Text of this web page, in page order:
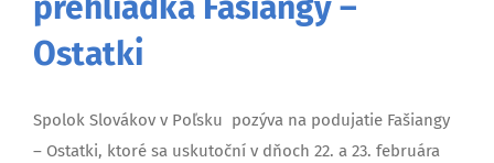
prehliadka Fašiangy –
Ostatki
Spolok Slovákov v Poľsku pozýva na podujatie Fašiangy
– Ostatki, ktoré sa uskutoční v dňoch 22. a 23. februára